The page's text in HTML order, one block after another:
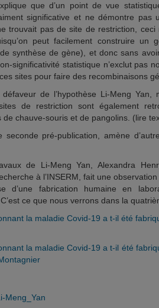
que d’un point de vue
significative et ne démontre pas
trouvait pas de site de restriction, ceci
peut facilement construire un
synthèse de gène), et donc sans
significativité statistique n’exclut pas
sites pour faire des recombinaisons
de l’hypothèse Li-Meng Yan,
de restriction sont également
de chauve-souris et de pangolins. (lire
seconde pré-publication, amène
de Li-Meng Yan, Alexandra
à l’INSERM, fait une observation
d’une fabrication humaine en
ce que nous verrons dans la
la maladie Covid-19 a t-il été
la maladie Covid-19 a t-il été
Meng_Yan